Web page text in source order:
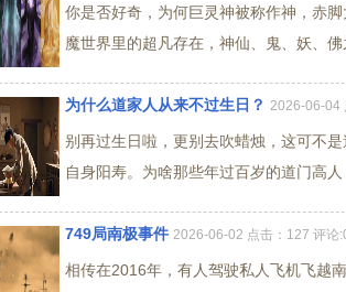
你是否好奇，为何巨灵神被称作神，赤
魔世界里的超凡存在，神仙、鬼、妖、
为什么道家人从来不过生日？ 2026-06-04
别再过生日啦，更别去吹蜡烛，这可不
自身阳寿。为啥那些年过百岁的道门高
749局南极事件 2026-06-02 点击：127 评论
相传在2016年，有人驾驶私人飞机飞越